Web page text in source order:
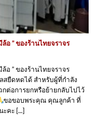
อ ” ของร้านไทยจราจร
อ ” ของร้านไทยจราจร
สยืดหดได้ สำหรับผู้ที่กำลัง
ต่อการยกหรือย้ายกลับไปไว้
ขอขอบพระคุณ คุณลูกค้า ที่
คะ [...]